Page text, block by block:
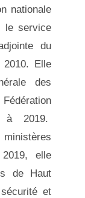
nationale
le service
du
Elle
des
à 2019.
ministères
elle
de Haut
et